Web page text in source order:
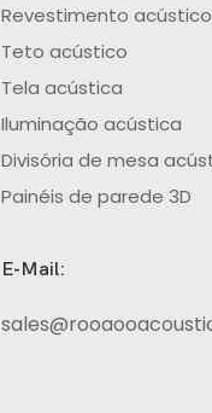
Revestimento
Teto acústico
Tela acústica
Iluminação acústica
Divisória de mesa
Painéis de parede 3D
E-Mail: